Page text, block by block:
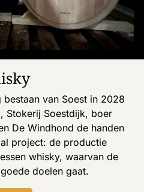
van Soest in 2028
Stokerij Soestdijk, boer
De Windhond de handen
project: de productie
whisky, waarvan de
doelen gaat.